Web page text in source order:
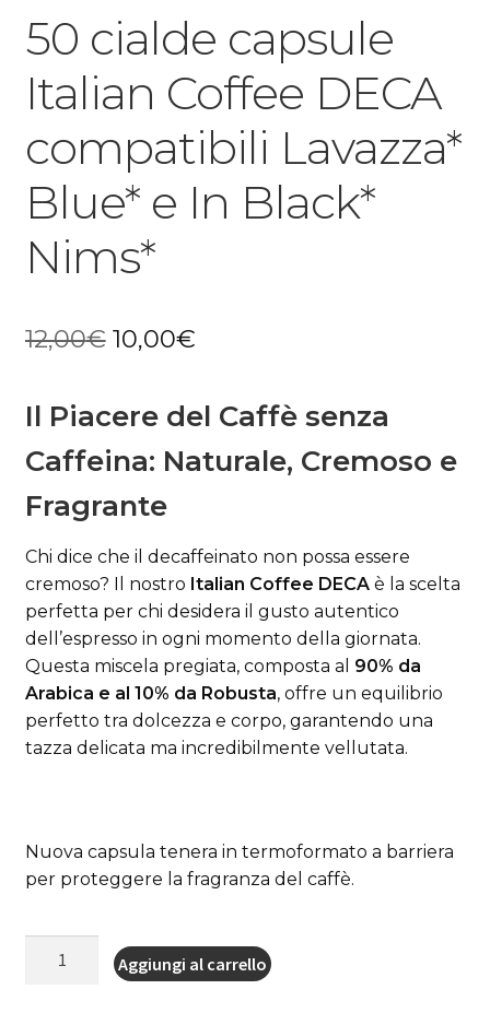
50 cialde capsule
Italian Coffee DECA
compatibili Lavazza*
Blue* e In Black*
Nims*
12,00€ Il
originale
era:
12,00€.
10,00€Il
attuale
è:
Il Piacere del Caffè senza
Caffeina: Naturale, Cremoso e
Fragrante
Chi dice che il decaffeinato non possa essere
cremoso? Il nostro Italian Coffee DECAè la scelta
perfetta per chi desidera il gusto autentico
dell’espresso in ogni momento della giornata.
Questa miscela pregiata, composta al 90% da
Arabica e al 10% da Robusta, offre un equilibrio
perfetto tra dolcezza e corpo, garantendo una
tazza delicata ma incredibilmente vellutata.
Nuova capsula tenera in termoformato a barriera
per proteggere la fragranza del caffè.
Aggiungi al carrello